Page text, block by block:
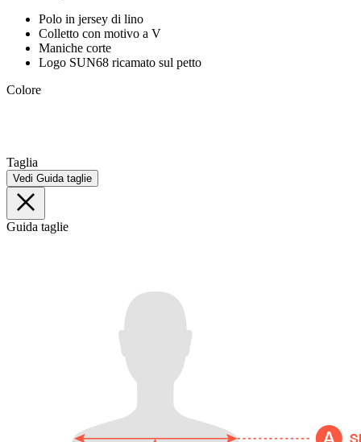
Polo in jersey di lino
Colletto con motivo a V
Maniche corte
Logo SUN68 ricamato sul petto
Colore
Taglia
Vedi Guida taglie
Guida taglie